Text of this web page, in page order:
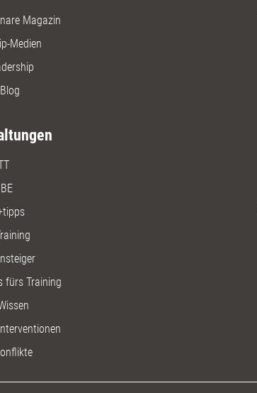
Magazin
Medien
fürs Training